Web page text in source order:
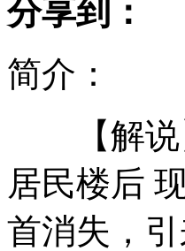
台北故宫拒绝游客穿拖
男子开高档车骗路人
分享到：
简介：
【解说】
居民楼后
首消失，